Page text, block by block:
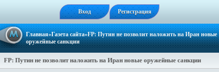
Вход Регистрация
Главная»Газета сайта»FP: Путин не позволит наложить на Иран новые
оружейные санкции
FP: Путин не позволит наложить на Иран новые оружейные санкции